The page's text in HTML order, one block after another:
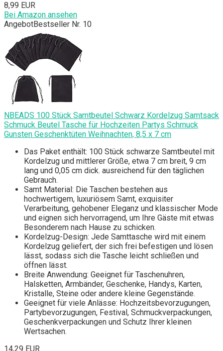
8,99 EUR
Bei Amazon ansehen
AngebotBestseller Nr. 10
NBEADS 100 Stück Samtbeutel Schwarz Kordelzug Samtsack
Schmuck Beutel Tasche für Hochzeiten Partys Schmuck
Gunsten Geschenktüten Weihnachten, 8,5 x 7 cm
Das Paket enthält: 100 Stück schwarze Samtbeutel mit
Kordelzug und mittlerer Größe, etwa 7 cm breit, 9 cm
lang und 0,05 cm dick. ausreichend für den täglichen
Gebrauch.
Samt Material: Die Taschen bestehen aus
hochwertigem, luxuriösem Samt, exquisiter
Verarbeitung, gehobener Eleganz und klassischer Mode
und eignen sich hervorragend, um Ihre Gäste mit etwas
Besonderem nach Hause zu schicken.
Kordelzug-Design: Jede Samttasche wird mit einem
Kordelzug geliefert, der sich frei befestigen und lösen
lässt, sodass sich die Tasche leicht schließen und
öffnen lässt.
Breite Anwendung: Geeignet für Taschenuhren,
Halsketten, Armbänder, Geschenke, Handys, Karten,
Kristalle, Steine oder andere kleine Gegenstände.
Geeignet für viele Anlässe: Hochzeitsbevorzugungen,
Partybevorzugungen, Festival, Schmuckverpackungen,
Geschenkverpackungen und Schutz Ihrer kleinen
Wertsachen.
14,29 EUR